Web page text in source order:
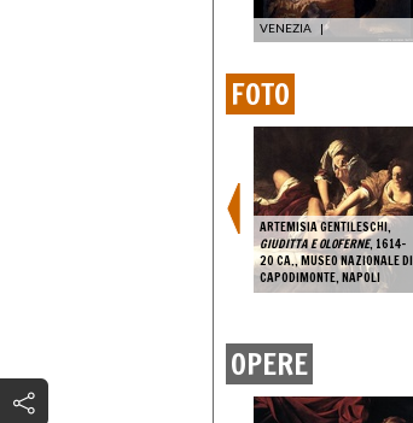
VENEZIA |
FOTO
ARTEMISIA GENTILESCHI,
GIUDITTA E OLOFERNE, 1614-
20 CA., MUSEO NAZIONALE DI
CAPODIMONTE, NAPOLI
OPERE